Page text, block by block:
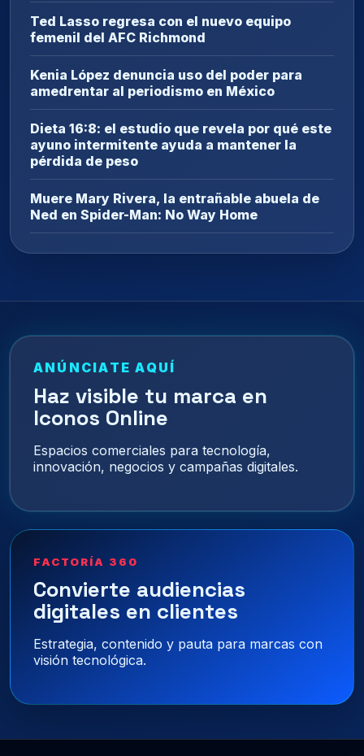
Ted Lasso regresa con el nuevo equipo
femenil del AFC Richmond
Kenia López denuncia uso del poder para
amedrentar al periodismo en México
Dieta 16:8: el estudio que revela por qué este
ayuno intermitente ayuda a mantener la
pérdida de peso
Muere Mary Rivera, la entrañable abuela de
Ned en Spider-Man: No Way Home
ANÚNCIATE AQUÍ
Haz visible tu marca en
Iconos Online
Espacios comerciales para tecnología,
innovación, negocios y campañas digitales.
FACTORÍA 360
Convierte audiencias
digitales en clientes
Estrategia, contenido y pauta para marcas con
visión tecnológica.